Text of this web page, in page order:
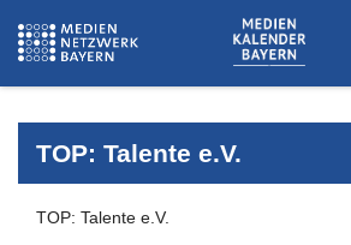
TOP: Talente e.V.
TOP: Talente e.V.